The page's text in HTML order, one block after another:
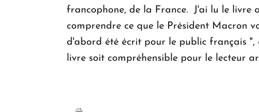
francophone, de la France. J'ai lu le livre
comprendre ce que le Président Macron
d'abord été écrit pour le public français
livre soit compréhensible pour le lecteur